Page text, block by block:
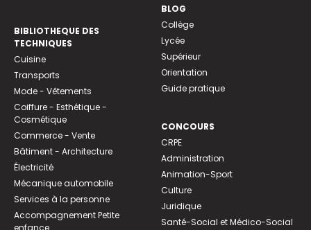
BIBLIOTHEQUE DES
TECHNIQUES
Cuisine
Transports
Mode - Vêtements
Coiffure - Esthétique -
Cosmétique
Commerce - Vente
Bâtiment - Architecture
Électricité
Mécanique automobile
Services à la personne
Accompagnement Petite
BLOG
Collège
Lycée
Supérieur
Orientation
Guide pratique
CONCOURS
CRPE
Administration
Animation-Sport
Culture
Juridique
Santé-Social et Médico-Social